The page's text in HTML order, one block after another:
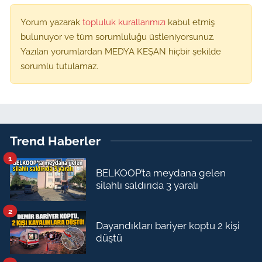
Yorum yazarak topluluk kurallarımızı kabul etmiş
bulunuyor ve tüm sorumluluğu üstleniyorsunuz.
Yazılan yorumlardan MEDYA KEŞAN hiçbir şekilde
sorumlu tutulamaz.
Trend Haberler
BELKOOP’ta meydana gelen
silahlı saldırıda 3 yaralı
1
Dayandıkları bariyer koptu 2 kişi
düştü
2